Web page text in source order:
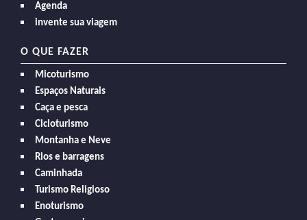
Agenda
invente sua viagem
O QUE FAZER
Micoturismo
Espaços Naturais
Caça e pesca
Cicloturismo
Montanha e Neve
Rios e barragens
Caminhada
Turismo Religioso
Enoturismo